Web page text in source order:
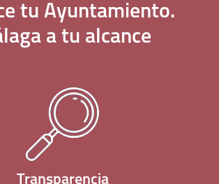
tu Ayuntamiento.
a tu alcance
Transparencia